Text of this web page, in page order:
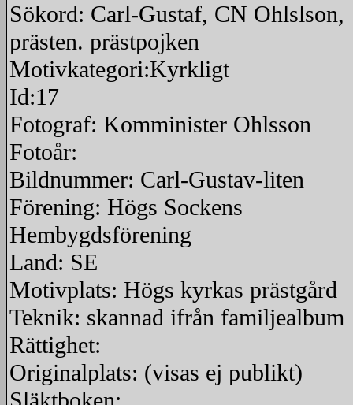
Sökord: Carl-Gustaf, CN Ohlslson,
prästen. prästpojken
Motivkategori:Kyrkligt
Id:17
Fotograf: Komminister Ohlsson
Fotoår:
Bildnummer: Carl-Gustav-liten
Förening: Högs Sockens
Hembygdsförening
Land: SE
Motivplats: Högs kyrkas prästgård
Teknik: skannad ifrån familjealbum
Rättighet:
Originalplats: (visas ej publikt)